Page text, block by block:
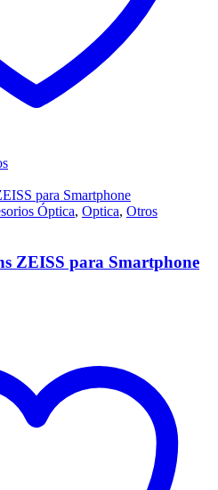
Óptica, Optica, Otros
ZEISS para Smartphone